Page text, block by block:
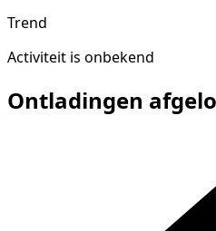
Trend
Activiteit is onbekend
Ontladingen